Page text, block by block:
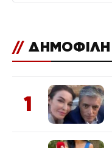
// ΔΗΜΟΦΙΛΗ
1